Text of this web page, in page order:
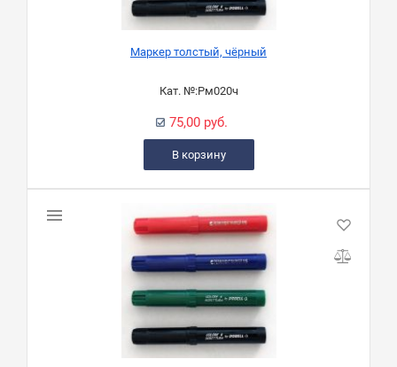
Маркер толстый, чёрный
Кат. №:Рм020ч
75,00 руб.
В корзину